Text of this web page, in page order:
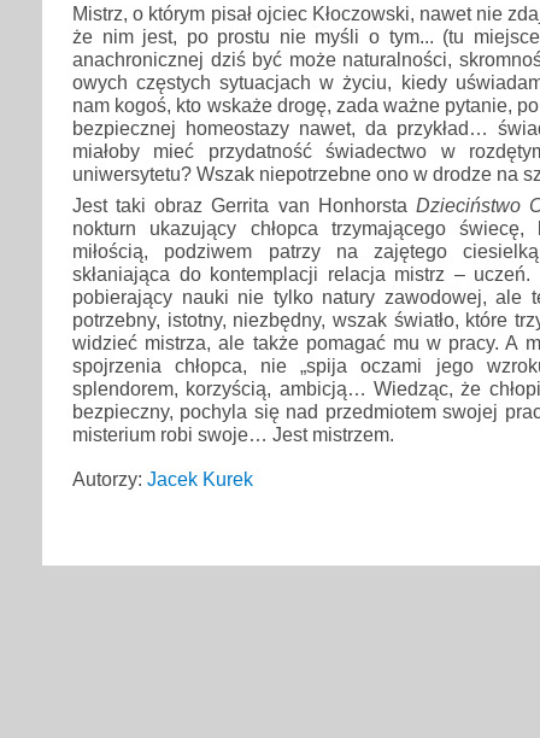
Mistrz, o którym pisał ojciec Kłoczowski, nawet nie
że nim jest, po prostu nie myśli o tym... (tu
anachronicznej dziś być może naturalności,
owych częstych sytuacjach w życiu, kiedy
nam kogoś, kto wskaże drogę, zada ważne pytanie,
bezpiecznej homeostazy nawet, da przykład…
miałoby mieć przydatność świadectwo w
uniwersytetu? Wszak niepotrzebne ono w drodze na
Jest taki obraz Gerrita van Honhorsta Dzieciństwo
nokturn ukazujący chłopca trzymającego
miłością, podziwem patrzy na zajętego
skłaniająca do kontemplacji relacja mistrz – uczeń.
pobierający nauki nie tylko natury zawodowej,
potrzebny, istotny, niezbędny, wszak światło, które
widzieć mistrza, ale także pomagać mu w pracy. A
spojrzenia chłopca, nie „spija oczami jego
splendorem, korzyścią, ambicją… Wiedząc, że
bezpieczny, pochyla się nad przedmiotem swojej
misterium robi swoje… Jest mistrzem.
Autorzy: Jacek Kurek